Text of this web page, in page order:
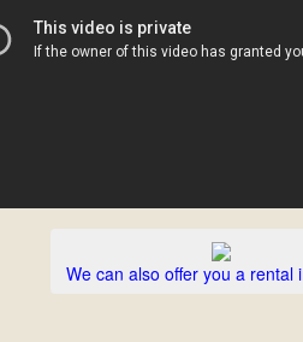
We can also offer you a rental